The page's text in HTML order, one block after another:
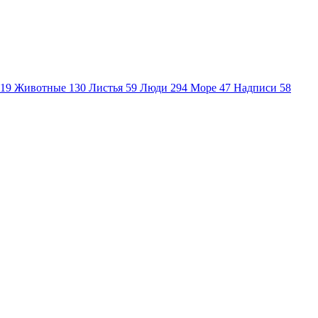
19 Животные 130 Листья 59 Люди 294 Море 47 Надписи 58